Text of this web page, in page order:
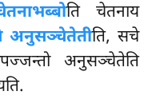
ति चेतनाय
अनुसञ्चेतेतीति, सचे
अनुसञ्चेतेति